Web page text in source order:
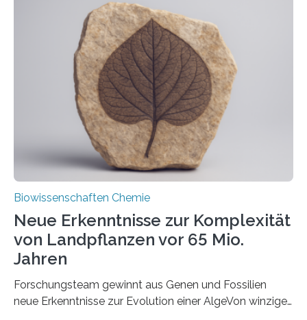
der Ruhr-Universität Bochum um Prof. Dr. Ralf Erdmann
und Dr. Ismaila Francis Yusuf hat nun einen bislang
unbekannten Qualitätskontrollmechanismus des
peroxisomalen Proteintransports in der Bäckerhefe
Saccharomyces cerevisiae entdeckt, der für die
Funktionsfähigkeit der Organellen entscheidend ist. Die
Studie wurde am 28. Oktober 2025 in der
Fachzeitschrift…
Biowissenschaften Chemie
Neue Erkenntnisse zur Komplexität
von Landpflanzen vor 65 Mio.
Jahren
Forschungsteam gewinnt aus Genen und Fossilien
neue Erkenntnisse zur Evolution einer AlgeVon winzigen